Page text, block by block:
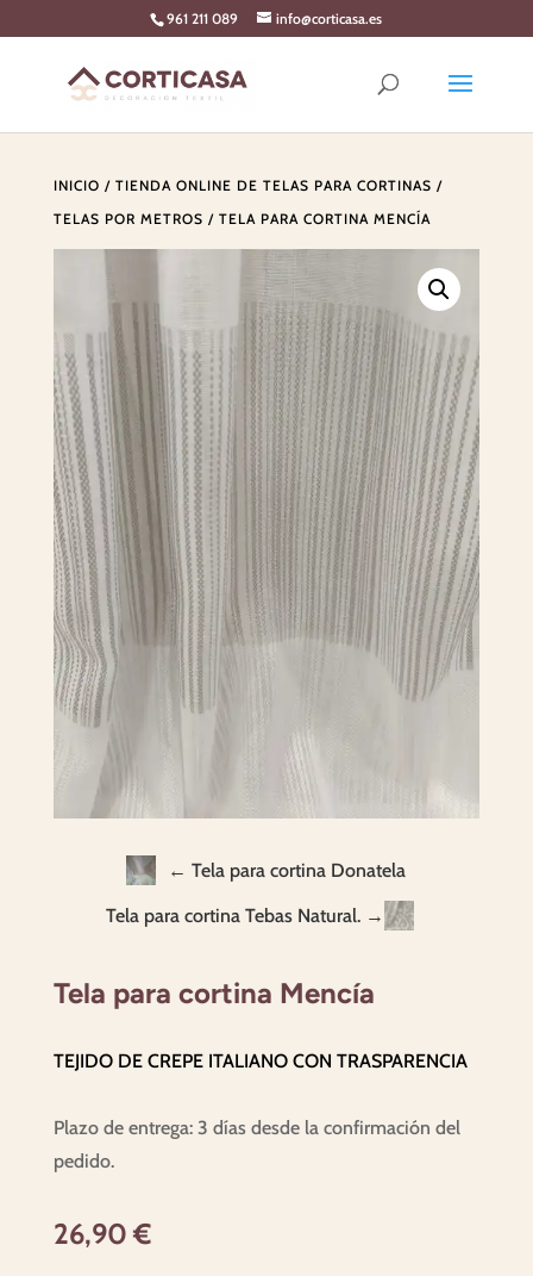
to
961 211 089 info@corticasa.es
INICIO / TIENDA ONLINE DE TELAS PARA CORTINAS /
TELAS POR METROS / TELA PARA CORTINA MENCÍA
← Tela para cortina Donatela
Tela para cortina Tebas Natural. →
Tela para cortina Mencía
TEJIDO DE CREPE ITALIANO CON TRASPARENCIA
Plazo de entrega: 3 días desde la confirmación del
pedido.
26,90€